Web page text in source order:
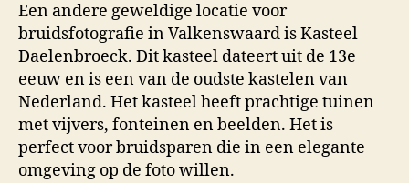
Een andere geweldige locatie voor
bruidsfotografie in Valkenswaard is Kasteel
Daelenbroeck. Dit kasteel dateert uit de 13e
eeuw en is een van de oudste kastelen van
Nederland. Het kasteel heeft prachtige tuinen
met vijvers, fonteinen en beelden. Het is
perfect voor bruidsparen die in een elegante
omgeving op de foto willen.